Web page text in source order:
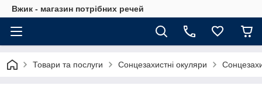
Вжик - магазин потрiбних речей
Товари та послуги Сонцезахистні окуляри